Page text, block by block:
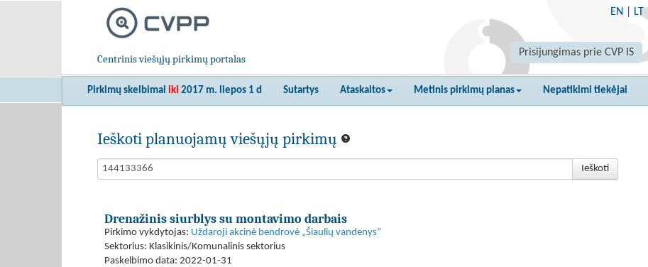
Centrinis viešųjų pirkimų portalas
EN LT
Prisijungimas prie CVP IS
Pirkimų skelbimai iki 2017 m. liepos 1 d Sutartys Ataskaitos Metinis pirkimų planas Nepatikimi tiekėjai
Ieškoti planuojamų viešųjų pirkimų
Ieškoti
Drenažinis siurblys su montavimo darbais
Pirkimo vykdytojas: Uždaroji akcinė bendrovė „Šiaulių vandenys“
Sektorius: Klasikinis/Komunalinis sektorius
Paskelbimo data: 2022-01-31